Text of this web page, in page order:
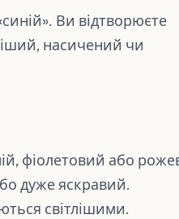
Ви відтворюєте
насичений чи
фіолетовий або
дуже яскравий.
світлішими.